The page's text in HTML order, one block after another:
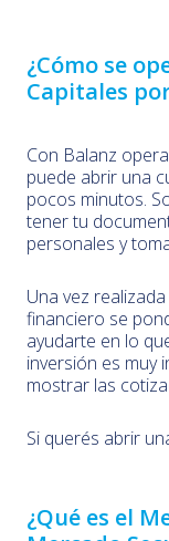
¿Cómo se
Capitales
Con Balanz
puede abrir una
pocos minutos.
tener tu
personales y
Una vez
financiero se
ayudarte en lo
inversión es muy
mostrar las
Si querés abrir
¿Qué es el